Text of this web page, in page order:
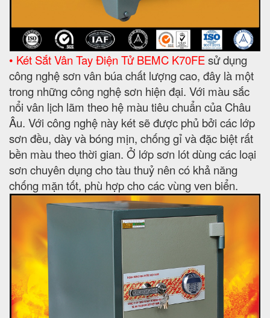
• Két Sắt Vân Tay Điện Tử BEMC K70FEsử dụng
công nghệ sơn vân búa chất lượng cao, đây là một
trong những công nghệ sơn hiện đại. Với màu sắc
nổi vân lịch lãm theo hệ màu tiêu chuẩn của Châu
Âu. Với công nghệ này két sẽ được phủ bởi các lớp
sơn đều, dày và bóng mịn, chống gỉ và đặc biệt rất
bền màu theo thời gian. Ở lớp sơn lót dùng các loại
sơn chuyên dụng cho tàu thuỷ nên có khả năng
chống mặn tốt, phù hợp cho các vùng ven biển.